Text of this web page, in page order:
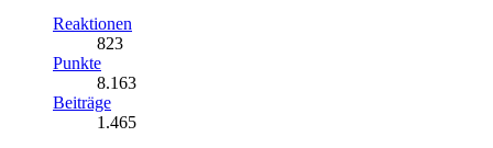
Reaktionen
823
Punkte
8.163
Beiträge
1.465